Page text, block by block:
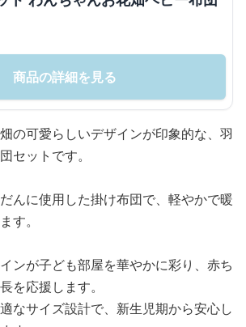
商品の詳細を見る
の可愛らしいデザインが印象的な、羽
セットです。
んに使用した掛け布団で、軽やかで暖
す。
ンが子ども部屋を華やかに彩り、赤ち
を応援します。
なサイズ設計で、新生児期から安心し